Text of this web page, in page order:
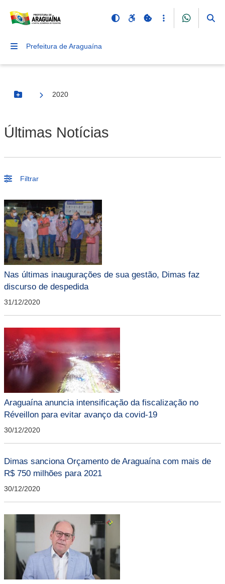
Prefeitura de Araguaína
Botão Menu
2020
Últimas Notícias
Filtrar
Nas últimas inaugurações de sua gestão, Dimas faz
discurso de despedida
31/12/2020
Araguaína anuncia intensificação da fiscalização no
Réveillon para evitar avanço da covid-19
30/12/2020
Dimas sanciona Orçamento de Araguaína com mais de
R$ 750 milhões para 2021
30/12/2020